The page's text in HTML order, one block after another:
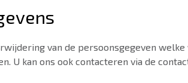
van de persoonsgegeven welke
U kan ons ook contacteren via de